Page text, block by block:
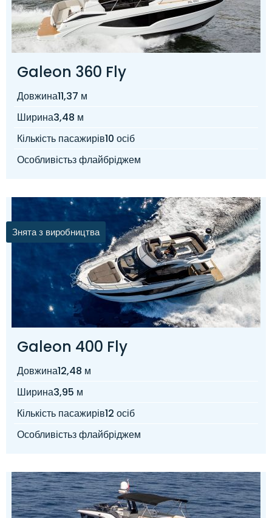
Galeon 360 Fly
Довжина11,37 м
Ширина3,48 м
Кількість пасажирів10 осіб
Особливістьз флайбріджем
Знята з виробництва
Galeon 400 Fly
Довжина12,48 м
Ширина3,95 м
Кількість пасажирів12 осіб
Особливістьз флайбріджем